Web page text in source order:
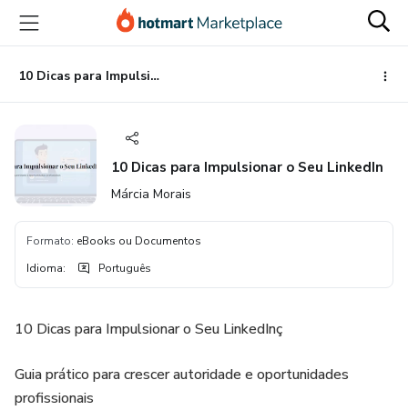
para
conteúdo
principal
para
pagamento
para
rodapé
10 Dicas para Impulsionar o Seu LinkedIn
10 Dicas para Impulsionar o Seu LinkedIn
Márcia Morais
Formato: eBooks ou Documentos
Idioma: Português
10 Dicas para Impulsionar o Seu LinkedInç
Guia prático para crescer autoridade e oportunidades
profissionais